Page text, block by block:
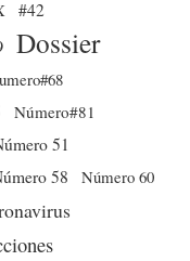
#42
Dossier
Número#81
51
58
Número 60